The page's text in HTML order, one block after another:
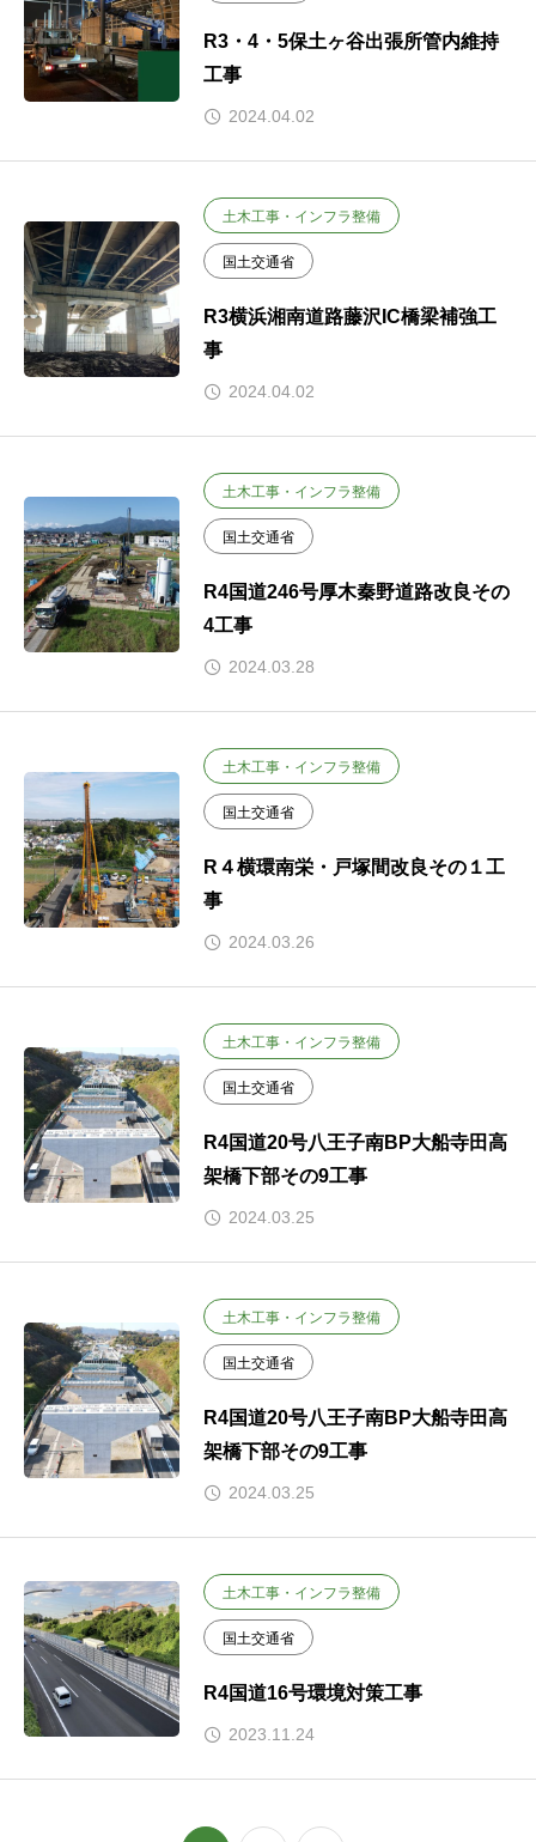
R3・4・5保土ヶ谷出張所管内維持
工事
2024.04.02
土木工事・インフラ整備
国土交通省
R3横浜湘南道路藤沢IC橋梁補強工
事
2024.04.02
土木工事・インフラ整備
国土交通省
R4国道246号厚木秦野道路改良その
4工事
2024.03.28
土木工事・インフラ整備
国土交通省
R４横環南栄・戸塚間改良その１工
事
2024.03.26
土木工事・インフラ整備
国土交通省
R4国道20号八王子南BP大船寺田高
架橋下部その9工事
2024.03.25
土木工事・インフラ整備
国土交通省
R4国道20号八王子南BP大船寺田高
架橋下部その9工事
2024.03.25
土木工事・インフラ整備
国土交通省
R4国道16号環境対策工事
2023.11.24